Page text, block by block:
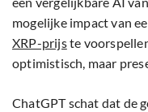
mogelijke impact van
XRP-prijste
optimistisch, maar
ChatGPT schat dat de